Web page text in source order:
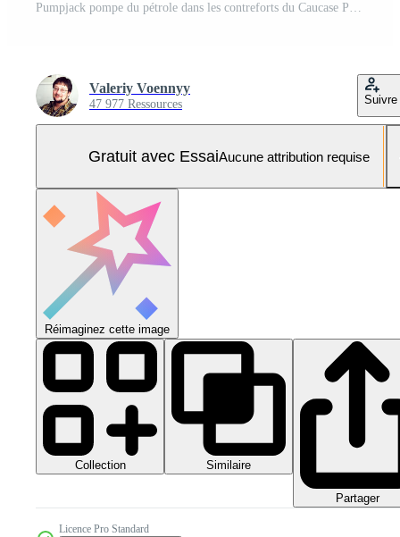
Pumpjack pompe du pétrole dans les contreforts du Caucase Photo Pro
Valeriy Voennyy
47 977 Ressources Suivre
Gratuit avec EssaiAucune attribution requise
Réimaginez cette image
Collection Similaire
Partager
Licence Pro Standard